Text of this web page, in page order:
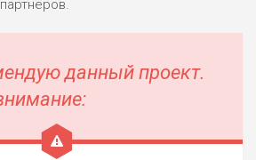
данный проект.